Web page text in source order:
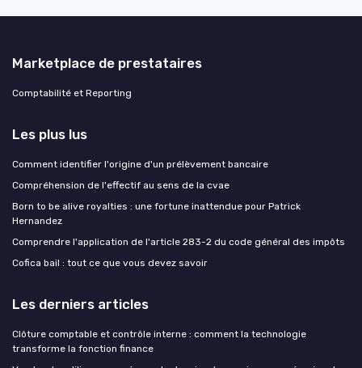
Marketplace de prestataires
Comptabilité et Reporting
Les plus lus
Comment identifier l'origine d'un prélèvement bancaire
Compréhension de l'effectif au sens de la cvae
Born to be alive royalties : une fortune inattendue pour Patrick
Hernandez
Comprendre l'application de l'article 283-2 du code général des impôts
Cofica bail : tout ce que vous devez savoir
Les derniers articles
Clôture comptable et contrôle interne : comment la technologie
transforme la fonction finance